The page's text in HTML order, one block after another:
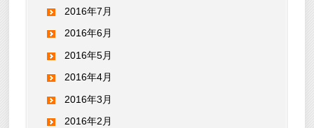
2016年7月
2016年6月
2016年5月
2016年4月
2016年3月
2016年2月